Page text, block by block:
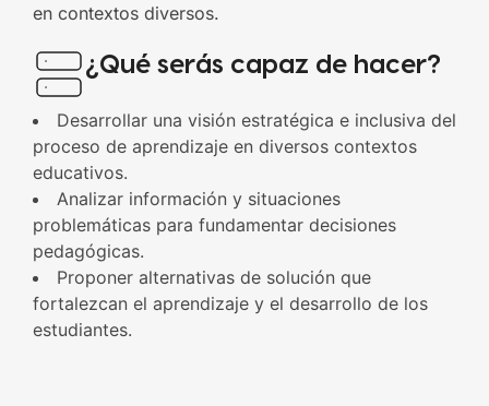
en contextos diversos.
¿Qué serás capaz de hacer?
Desarrollar una visión estratégica e inclusiva del
proceso de aprendizaje en diversos contextos
educativos.
Analizar información y situaciones
problemáticas para fundamentar decisiones
pedagógicas.
Proponer alternativas de solución que
fortalezcan el aprendizaje y el desarrollo de los
estudiantes.